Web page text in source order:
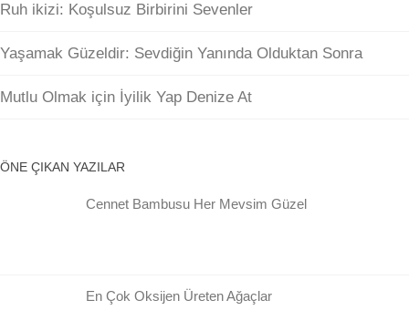
Ruh ikizi: Koşulsuz Birbirini Sevenler
Yaşamak Güzeldir: Sevdiğin Yanında Olduktan Sonra
Mutlu Olmak için İyilik Yap Denize At
ÖNE ÇIKAN YAZILAR
Cennet Bambusu Her Mevsim Güzel
En Çok Oksijen Üreten Ağaçlar